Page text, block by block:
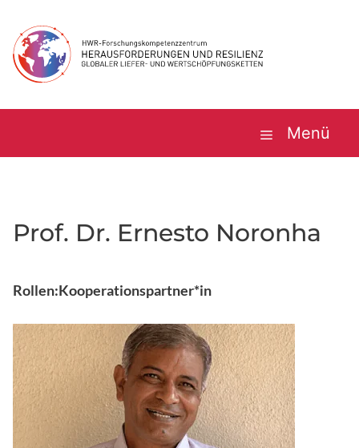
Inhalt
springen
Menü
Prof. Dr. Ernesto Noronha
Rollen:Kooperationspartner*in